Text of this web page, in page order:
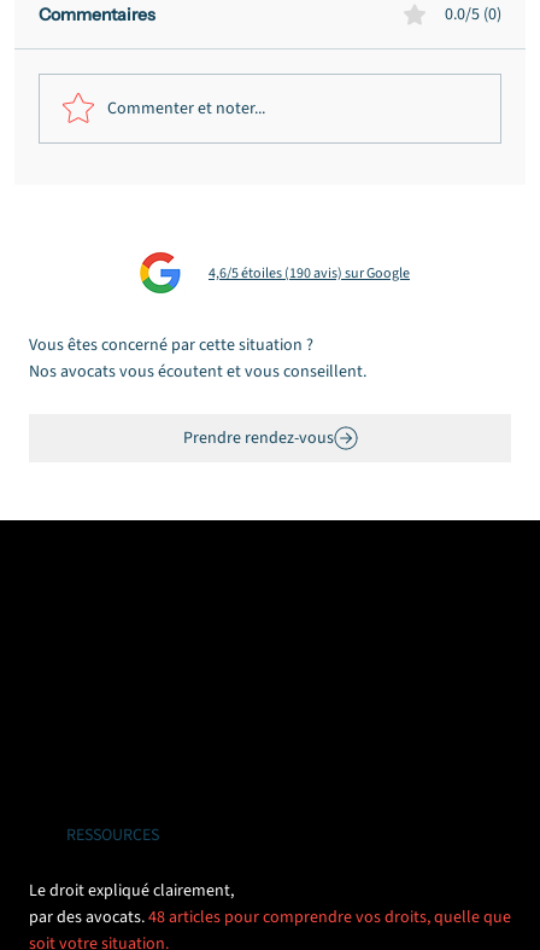
vos droits
Commentaires 0.0/5 (0)
Commenter et noter...
4,6/5 étoiles (190 avis) sur Google
Vous êtes concerné par cette situation ?
Nos avocats vous écoutent et vous conseillent.
Prendre rendez-vous
RESSOURCES
Le droit expliqué clairement,
par des avocats.48 articles pour comprendre vos droits, quelle que
soit votre situation.